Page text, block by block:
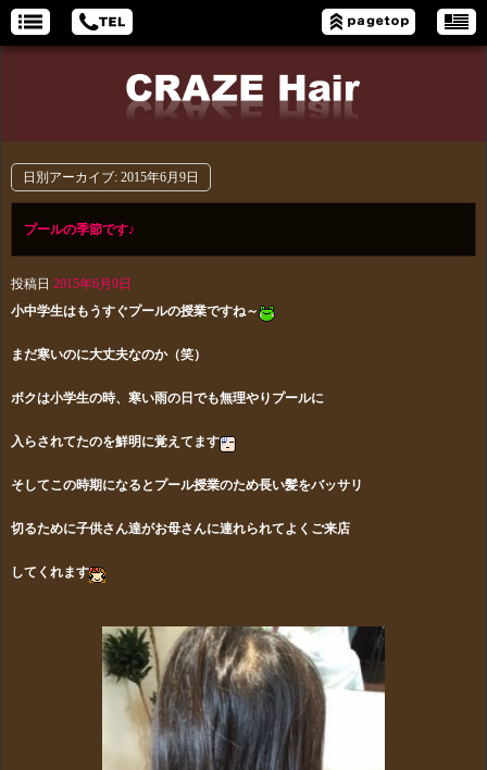
日別アーカイブ: 2015年6月9日
プールの季節です♪
投稿日 2015年6月9日
小中学生はもうすぐプールの授業ですね～
まだ寒いのに大丈夫なのか（笑）
ボクは小学生の時、寒い雨の日でも無理やりプールに
入らされてたのを鮮明に覚えてます
そしてこの時期になるとプール授業のため長い髪をバッサリ
切るために子供さん達がお母さんに連れられてよくご来店
してくれます